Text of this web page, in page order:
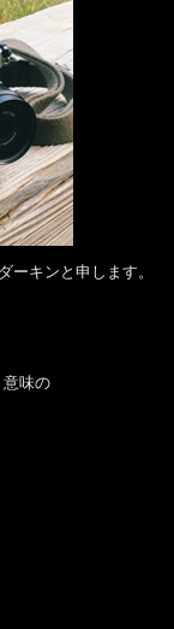
ーキンと申します。
意味の